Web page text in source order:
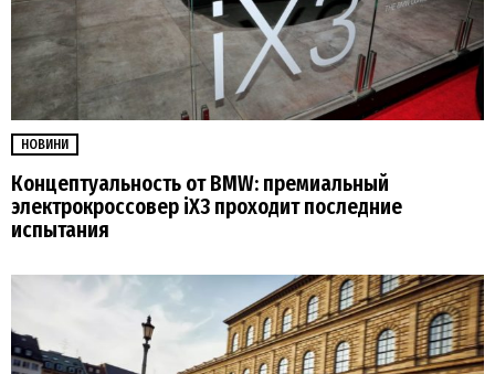
НОВИНИ
Концептуальность от BMW: премиальный
электрокроссовер iX3 проходит последние
испытания